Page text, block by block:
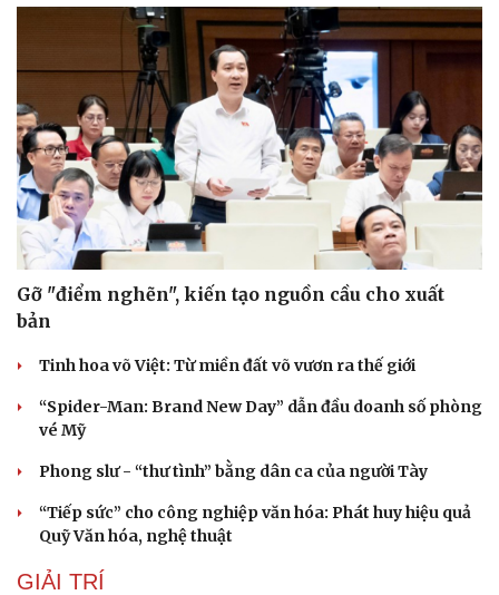
Gỡ "điểm nghẽn", kiến tạo nguồn cầu cho xuất
bản
Tinh hoa võ Việt: Từ miền đất võ vươn ra thế giới
“Spider-Man: Brand New Day” dẫn đầu doanh số phòng
vé Mỹ
Phong slư - “thư tình” bằng dân ca của người Tày
“Tiếp sức” cho công nghiệp văn hóa: Phát huy hiệu quả
Quỹ Văn hóa, nghệ thuật
GIẢI TRÍ